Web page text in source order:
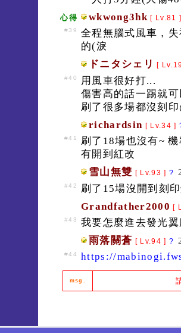
心得 wkwong3hk [ Lv.81
#39
全程無腦式風車，
的(淚
ドニタシェリ
[
#40
用風車很好打...
傷害高的話一踢就
刷了很多場都沒刻印
richardsin [ Lv.34 ]
#41
刷了18場也沒有~
有開到紅改
雪山無雙 [ Lv.93 ]?
#42
刷了15場沒開到刻
Grandfather2000 [
#43
我要怎麼進去發光
雨落關蒼 [ Lv.94 ]?
#44 https://
msg.